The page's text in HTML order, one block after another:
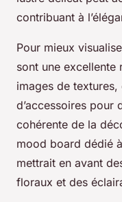
contribuant à
Pour mieux
sont une excellente
images de
d’accessoires pour
cohérente de la
mood board dédié
mettrait en avant
floraux et des